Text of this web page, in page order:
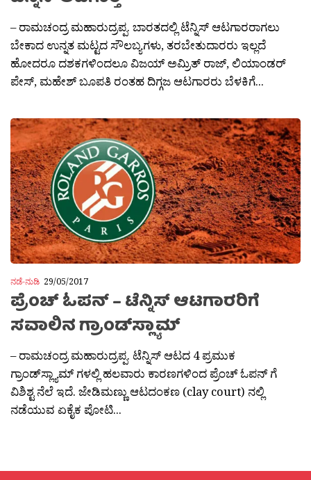
– ರಾಮಚಂದ್ರ ಮಹಾರುದ್ರಪ್ಪ. ಬಾರತದಲ್ಲಿ ಟೆನ್ನಿಸ್ ಆಟಗಾರರಾಗಲು
ಬೇಕಾದ ಉನ್ನತ ಮಟ್ಟದ ಸೌಲಬ್ಯಗಳು, ತರಬೇತುದಾರರು ಇಲ್ಲದೆ
ಹೋದರೂ ದಶಕಗಳಿಂದಲೂ ವಿಜಯ್ ಅಮ್ರಿತ್ ರಾಜ್, ಲಿಯಾಂಡರ‍್
ಪೇಸ್, ಮಹೇಶ್ ಬೂಪತಿ ರಂತಹ ದಿಗ್ಗಜ ಆಟಗಾರರು ಬೆಳಕಿಗೆ...
ನಡೆ-ನುಡಿ 29/05/2017
ಪ್ರೆಂಚ್ ಓಪನ್ – ಟೆನ್ನಿಸ್ ಆಟಗಾರರಿಗೆ
ಸವಾಲಿನ ಗ್ರಾಂಡ್‌ಸ್ಲ್ಯಾಮ್
– ರಾಮಚಂದ್ರ ಮಹಾರುದ್ರಪ್ಪ. ಟೆನ್ನಿಸ್ ಆಟದ 4 ಪ್ರಮುಕ
ಗ್ರಾಂಡ್‌ಸ್ಲ್ಯಾಮ್ ಗಳಲ್ಲಿ ಹಲವಾರು ಕಾರಣಗಳಿಂದ ಪ್ರೆಂಚ್ ಓಪನ್ ಗೆ
ವಿಶಿಶ್ಟ ನೆಲೆ ಇದೆ. ಜೇಡಿಮಣ್ಣು ಆಟದಂಕಣ (clay court) ನಲ್ಲಿ
ನಡೆಯುವ ಏಕೈಕ ಪೋಟಿ...